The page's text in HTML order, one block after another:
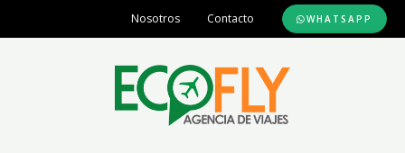
Nosotros Contacto WHATSAPP